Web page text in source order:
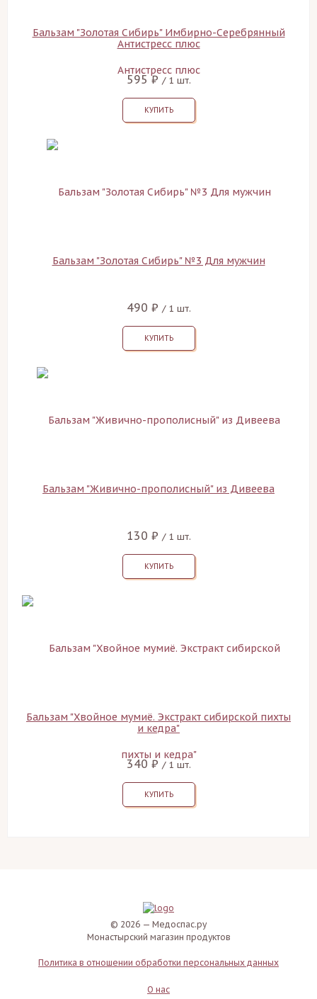
Бальзам "Золотая Сибирь" Имбирно-Серебрянный
Антистресс плюс
595 ₽ / 1 шт.
КУПИТЬ
Бальзам "Золотая Сибирь" №3 Для мужчин
490 ₽ / 1 шт.
КУПИТЬ
Бальзам "Живично-прополисный" из Дивеева
130 ₽ / 1 шт.
КУПИТЬ
Бальзам "Хвойное мумиё. Экстракт сибирской пихты
и кедра"
340 ₽ / 1 шт.
КУПИТЬ
© 2026 — Медоспас.ру
Монастырский магазин продуктов
Политика в отношении обработки персональных данных
О нас